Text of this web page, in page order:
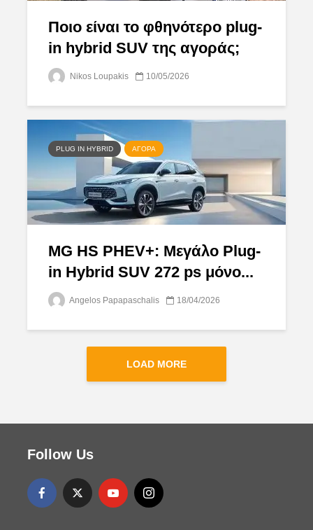
Ποιο είναι το φθηνότερο plug-
in hybrid SUV της αγοράς;
Nikos Loupakis 10/05/2026
PLUG IN HYBRID ΑΓΟΡΆ
MG HS PHEV+: Mεγάλο Plug-
in Hybrid SUV 272 ps μόνο...
Angelos Papapaschalis 18/04/2026
LOAD MORE
Follow Us